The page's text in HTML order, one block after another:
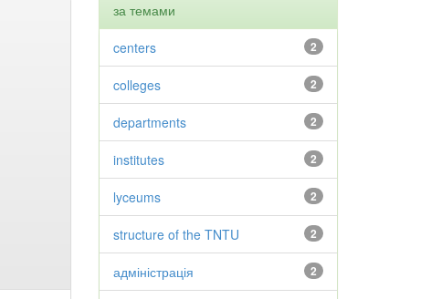
за темами
2
centers
2
colleges
2
departments
2
institutes
2
lyceums
2
structure of the TNTU
2
адміністрація